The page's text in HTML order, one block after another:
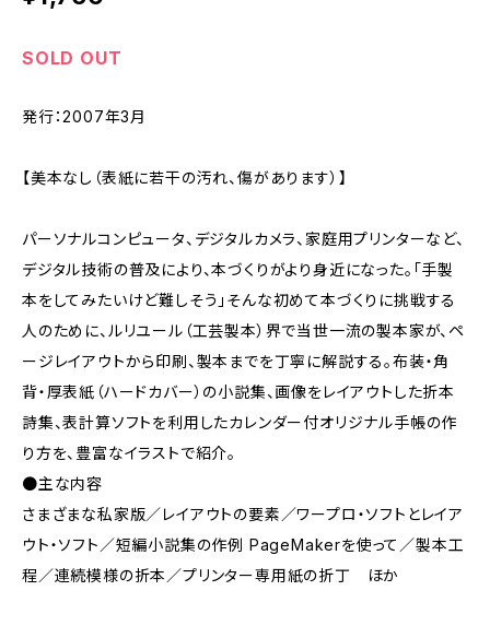
SOLD OUT
発行：2007年3月
【美本なし（表紙に若干の汚れ、傷があります）】
パーソナルコンピュータ、デジタルカメラ、家庭用プリンターなど、
デジタル技術の普及により、本づくりがより身近になった。「手製
本をしてみたいけど難しそう」そんな初めて本づくりに挑戦する
人のために、ルリユール（工芸製本）界で当世一流の製本家が、ペ
ージレイアウトから印刷、製本までを丁寧に解説する。布装・角
背・厚表紙（ハードカバー）の小説集、画像をレイアウトした折本
詩集、表計算ソフトを利用したカレンダー付オリジナル手帳の作
り方を、豊富なイラストで紹介。
●主な内容
さまざまな私家版／レイアウトの要素／ワープロ・ソフトとレイア
ウト・ソフト／短編小説集の作例 PageMakerを使って／製本工
程／連続模様の折本／プリンター専用紙の折丁 ほか